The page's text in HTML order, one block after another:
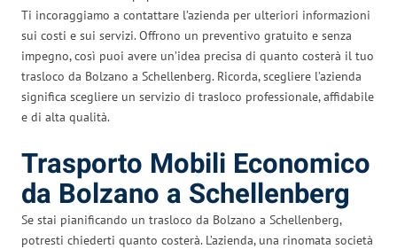
Ti incoraggiamo a contattare l’azienda per ulteriori informazioni
sui costi e sui servizi. Offrono un preventivo gratuito e senza
impegno, così puoi avere un’idea precisa di quanto costerà il tuo
trasloco da Bolzano a Schellenberg. Ricorda, scegliere l’azienda
significa scegliere un servizio di trasloco professionale, affidabile
e di alta qualità.
Trasporto Mobili Economico
da Bolzano a Schellenberg
Se stai pianificando un trasloco da Bolzano a Schellenberg,
potresti chiederti quanto costerà. L’azienda, una rinomata società